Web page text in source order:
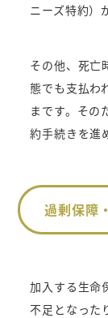
ニーズ特約）
その他、死亡
態でも支払わ
まです。その
約手続きを進
過剰保障
加入する生命
不足となった